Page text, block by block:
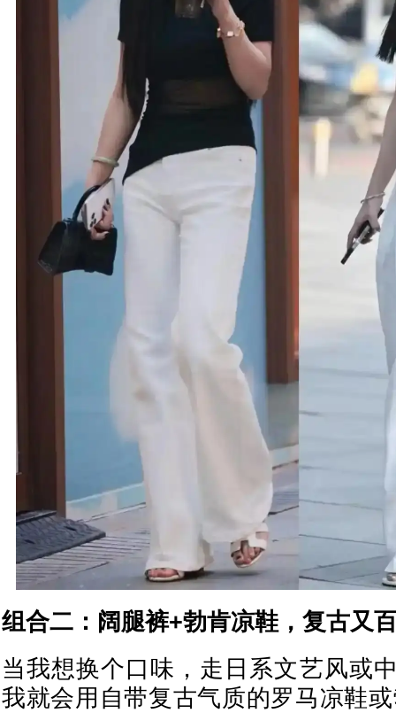
组合二：阔腿裤+勃肯凉鞋，复古又
当我想换个口味，走日系文艺风或
我就会用自带复古气质的罗马凉鞋